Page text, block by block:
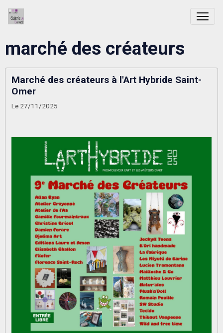
marché des créateurs
Marché des créateurs à l'Art Hybride Saint-
Omer
Le 27/11/2025